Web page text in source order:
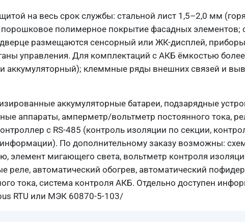
на весь срок службы: стальной лист 1,5–2,0 мм
полимерное покрытие фасадных элементов;
размещаются сенсорный или ЖК-дисплей,
управления. Для комплектаций с АКБ ёмкостью
аккумуляторный); клеммные ряды внешних связей и
аккумуляторные батареи, подзарядные
аппараты, амперметр/вольтметр постоянного тока,
с RS-485 (контроль изоляции по секции,
По дополнительному заказу возможны:
элемент мигающего света, вольтметр контроля
реле, автоматический обогрев, автоматический
тока, система контроля АКБ. Отдельно доступен
RTU или МЭК 60870-5-103/